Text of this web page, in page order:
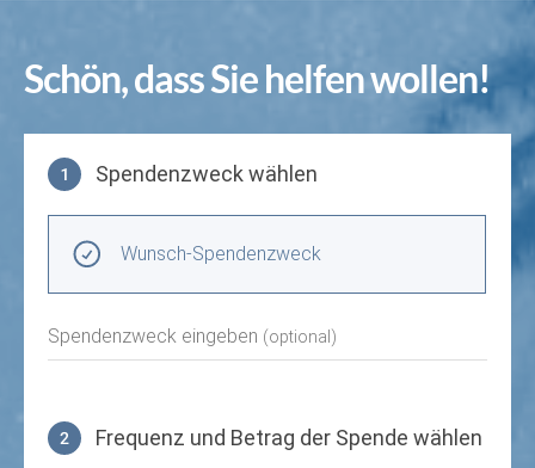
Schön, dass Sie helfen wollen!
1 Spendenzweck wählen
Wunsch-Spendenzweck
Spendenzweck eingeben (optional)
2 Frequenz und Betrag der Spende wählen